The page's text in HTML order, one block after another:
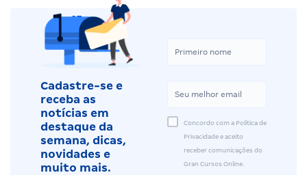
Cadastre-se e
receba as
notícias em
destaque da
semana, dicas,
novidades e
muito mais.
Concordo com a Política de
Privacidade e aceito
receber comunicações do
Gran Cursos Online.